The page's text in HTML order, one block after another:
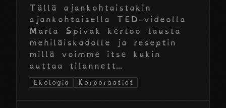
Tällä ajankohtaistakin
ajankohtaisella TED-videolla
Marla Spivak kertoo tausta
mehiläiskadolle ja reseptin
millä voimme itse kukin
auttaa tilannett...
Ekologia Korporaatiot